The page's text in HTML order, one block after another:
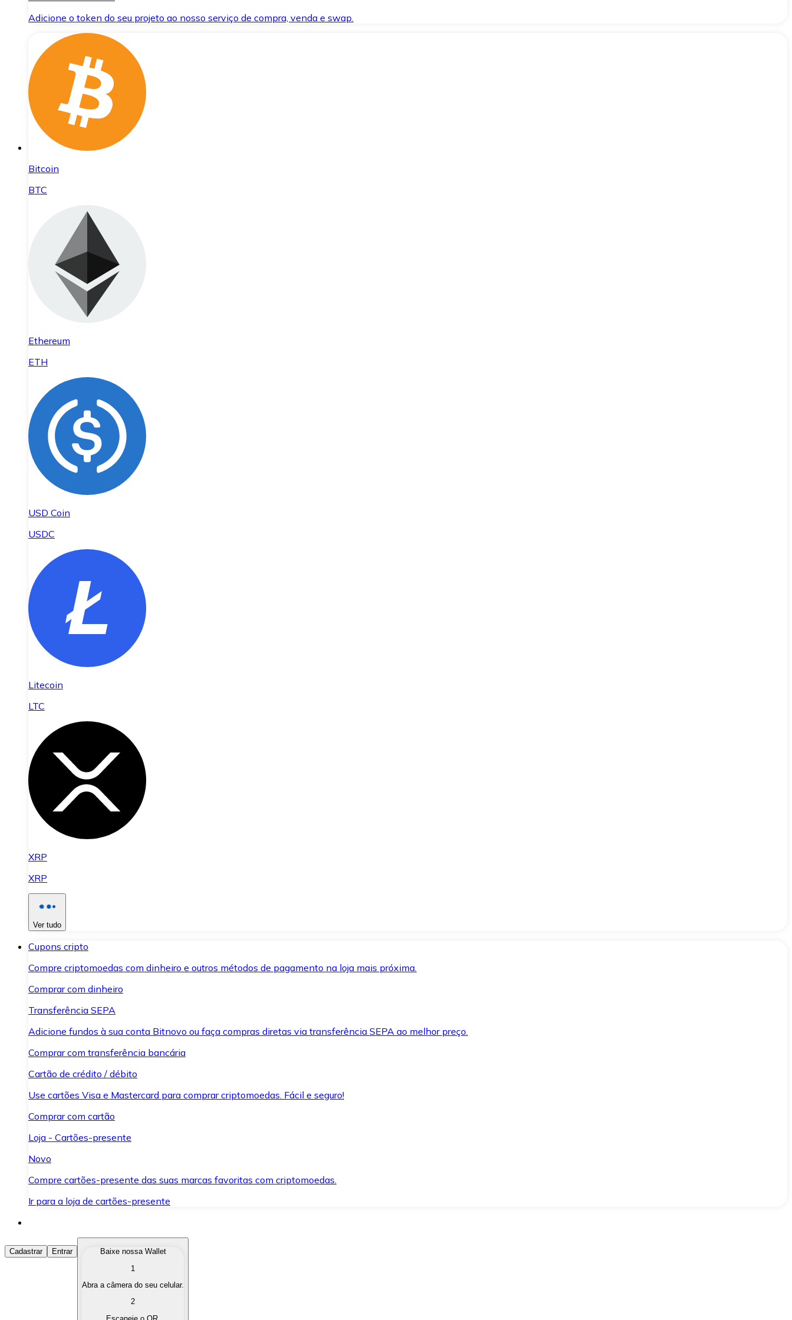
Adicione o token do seu projeto ao nosso serviço de compra, venda e swap.
Bitcoin
BTC
Ethereum
ETH
USD Coin
USDC
Litecoin
LTC
XRP
XRP
Ver tudo
Cupons cripto
Compre criptomoedas com dinheiro e outros métodos de pagamento na loja mais próxima.
Comprar com dinheiro
Transferência SEPA
Adicione fundos à sua conta Bitnovo ou faça compras diretas via transferência SEPA ao melhor preço.
Comprar com transferência bancária
Cartão de crédito / débito
Use cartões Visa e Mastercard para comprar criptomoedas. Fácil e seguro!
Comprar com cartão
Loja - Cartões-presente
Novo
Compre cartões-presente das suas marcas favoritas com criptomoedas.
Ir para a loja de cartões-presente
Comprar Criptomoedas
Compre as criptomoedas de seu interesse de forma rápida e segura.
Converta suas criptomoedas em moeda fiduciária quando precisar.
Cadastrar Entrar
Baixe nossa Wallet
1
Abra a câmera do seu celular.
2